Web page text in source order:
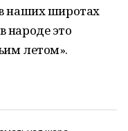
наших широтах
народе это
летом».